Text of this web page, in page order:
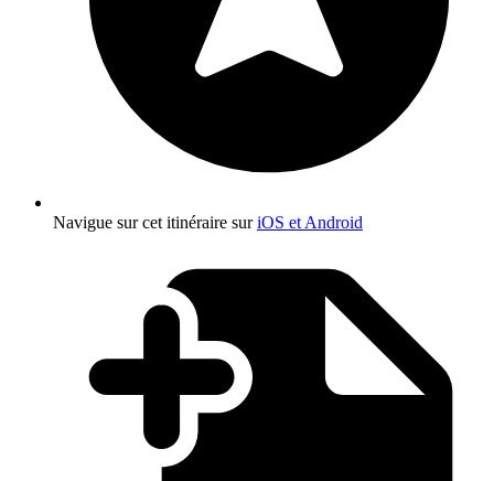
Navigue sur cet itinéraire suriOS et Android